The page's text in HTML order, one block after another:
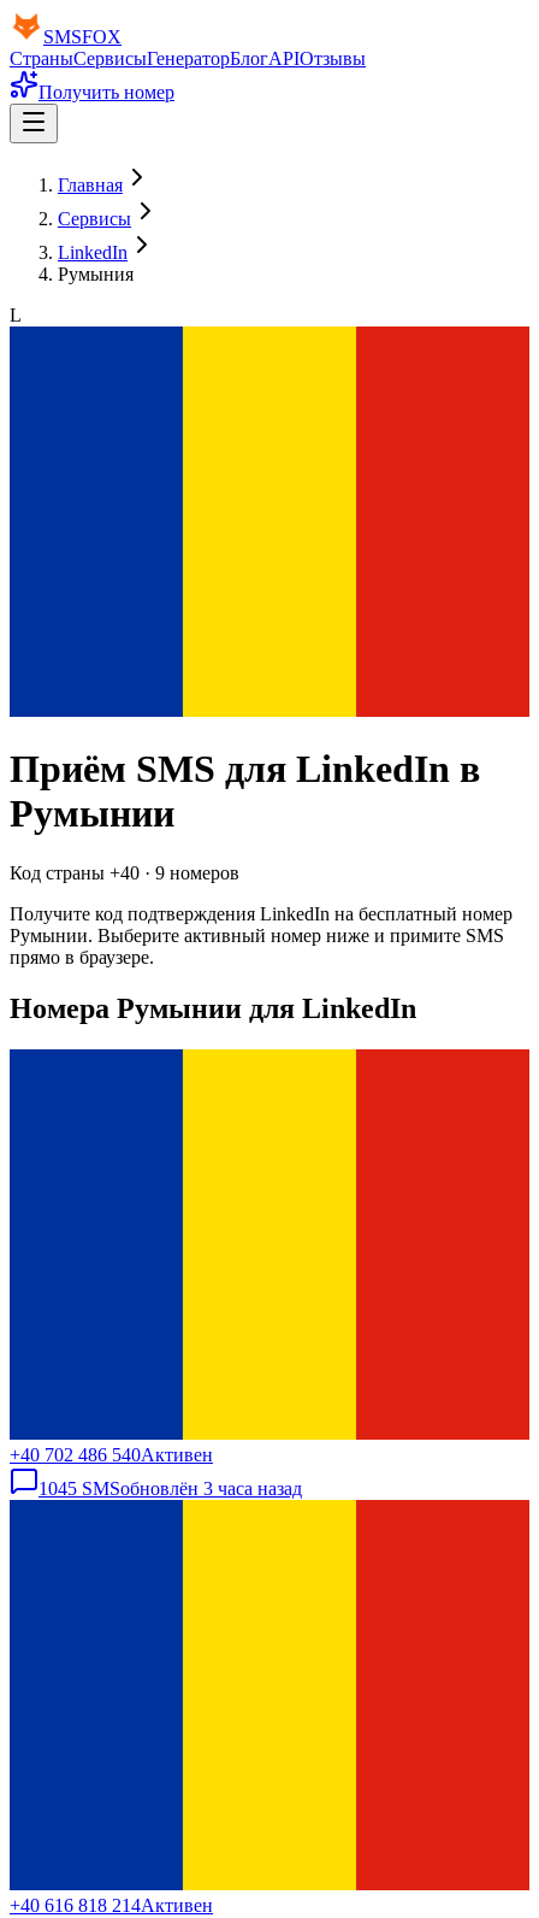
SMSFOX
СтраныСервисыГенераторБлогAPIОтзывы
Получить номер
Главная
Сервисы
LinkedIn
Румыния
L
Приём SMS для LinkedIn в
Румынии
Код страны +40 · 9 номеров
Получите код подтверждения LinkedIn на бесплатный номер
Румынии. Выберите активный номер ниже и примите SMS
прямо в браузере.
Номера Румынии для LinkedIn
+40 702 486 540Активен
1045 SMSобновлён 3 часа назад
+40 616 818 214Активен